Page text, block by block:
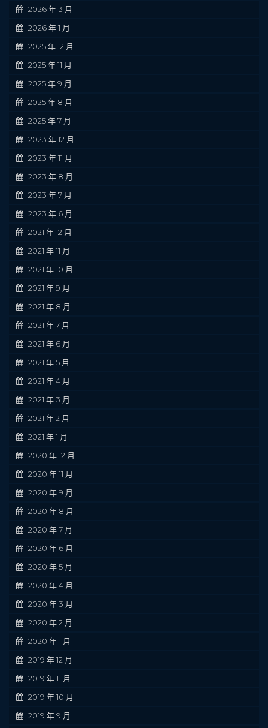
2026 年 3 月
2026 年 1 月
2025 年 12 月
2025 年 11 月
2025 年 9 月
2025 年 8 月
2025 年 7 月
2023 年 12 月
2023 年 11 月
2023 年 8 月
2023 年 7 月
2023 年 6 月
2021 年 12 月
2021 年 11 月
2021 年 10 月
2021 年 9 月
2021 年 8 月
2021 年 7 月
2021 年 6 月
2021 年 5 月
2021 年 4 月
2021 年 3 月
2021 年 2 月
2021 年 1 月
2020 年 12 月
2020 年 11 月
2020 年 9 月
2020 年 8 月
2020 年 7 月
2020 年 6 月
2020 年 5 月
2020 年 4 月
2020 年 3 月
2020 年 2 月
2020 年 1 月
2019 年 12 月
2019 年 11 月
2019 年 10 月
2019 年 9 月